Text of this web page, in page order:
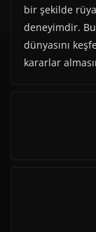
bir şekilde
deneyimdir.
dünyasını
kararlar